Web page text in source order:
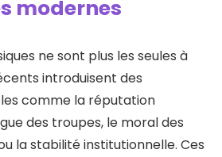
modernes
ne sont plus les seules à
introduisent des
comme la réputation
des troupes, le moral des
la stabilité institutionnelle. Ces